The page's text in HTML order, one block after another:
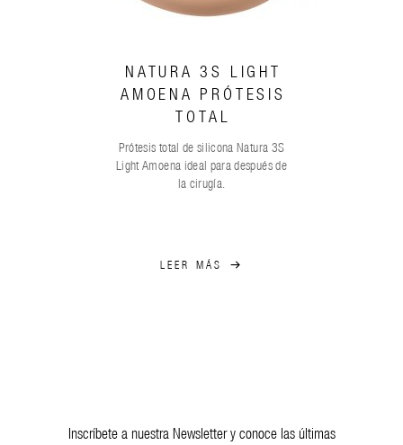
LEER MÁS
NATURA 3S LIGHT
AMOENA PRÓTESIS
TOTAL
Prótesis total de silicona Natura 3S
Light Amoena ideal para después de
la cirugía.
Inscríbete a nuestra Newsletter y conoce las últimas